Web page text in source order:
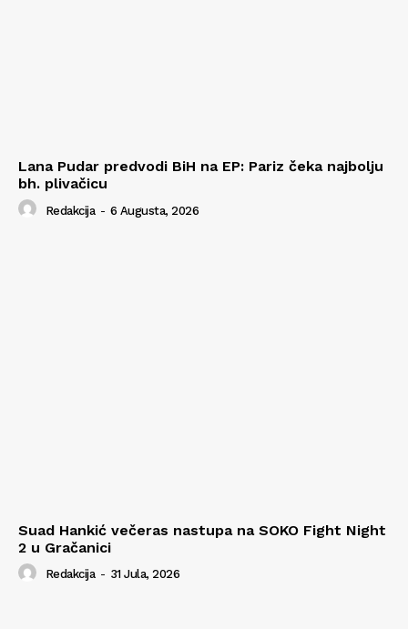
Lana Pudar predvodi BiH na EP: Pariz čeka najbolju
bh. plivačicu
Redakcija - 6 Augusta, 2026
Suad Hankić večeras nastupa na SOKO Fight Night
2 u Gračanici
Redakcija - 31 Jula, 2026